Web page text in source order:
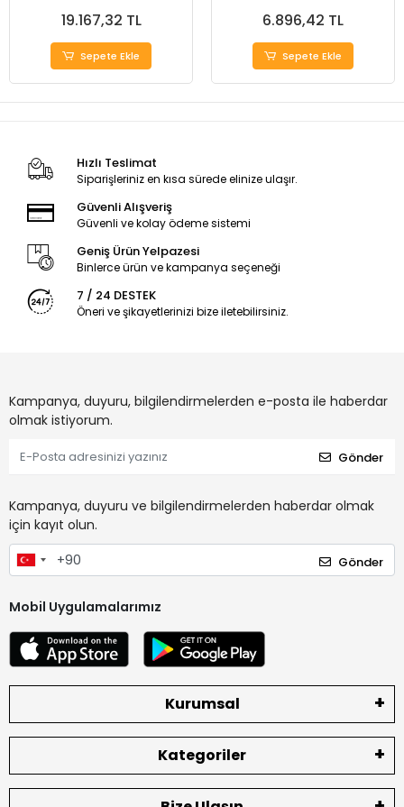
19.167,32 TL
Sepete Ekle
6.896,42 TL
Sepete Ekle
Hızlı Teslimat
Siparişleriniz en kısa sürede elinize ulaşır.
Güvenli Alışveriş
Güvenli ve kolay ödeme sistemi
Geniş Ürün Yelpazesi
Binlerce ürün ve kampanya seçeneği
7 / 24 DESTEK
Öneri ve şikayetlerinizi bize iletebilirsiniz.
Kampanya, duyuru, bilgilendirmelerden e-posta ile haberdar
olmak istiyorum.
Gönder
Kampanya, duyuru ve bilgilendirmelerden haberdar olmak
için kayıt olun.
Gönder
Mobil Uygulamalarımız
Kurumsal
Kategoriler